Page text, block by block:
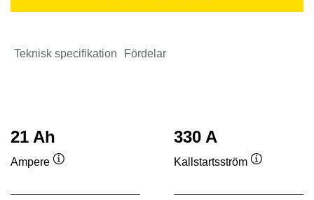
Teknisk specifikation Fördelar
21 Ah
Ampere
330 A
Kallstartsström